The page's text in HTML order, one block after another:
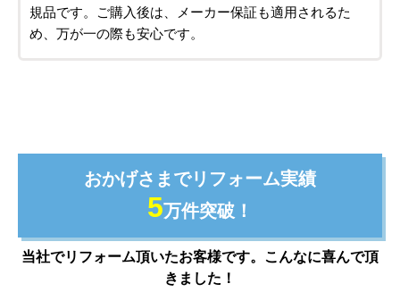
規品です。ご購入後は、メーカー保証も適用されるた
め、万が一の際も安心です。
おかげさまでリフォーム実績
5万件突破！
当社でリフォーム頂いたお客様です。こんなに喜んで頂
きました！